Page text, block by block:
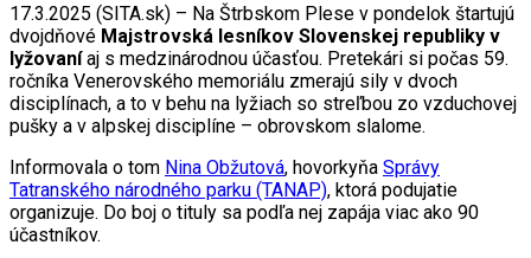
17.3.2025 (SITA.sk) – Na Štrbskom Plese v pondelok štartujú
dvojdňové Majstrovská lesníkov Slovenskej republiky v
lyžovaníaj s medzinárodnou účasťou. Pretekári si počas 59.
ročníka Venerovského memoriálu zmerajú sily v dvoch
disciplínach, a to v behu na lyžiach so streľbou zo vzduchovej
pušky a v alpskej disciplíne – obrovskom slalome.
Informovala o tom Nina Obžutová, hovorkyňa Správy
Tatranského národného parku (TANAP), ktorá podujatie
organizuje. Do boj o tituly sa podľa nej zapája viac ako 90
účastníkov.